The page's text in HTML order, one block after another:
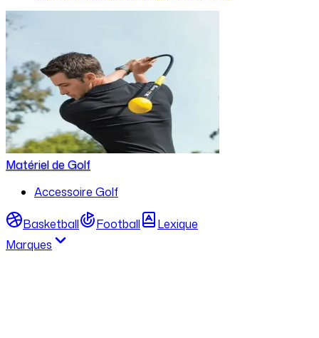
Matériel de Golf
Accessoire Golf
Basketball Football
Lexique
Marques